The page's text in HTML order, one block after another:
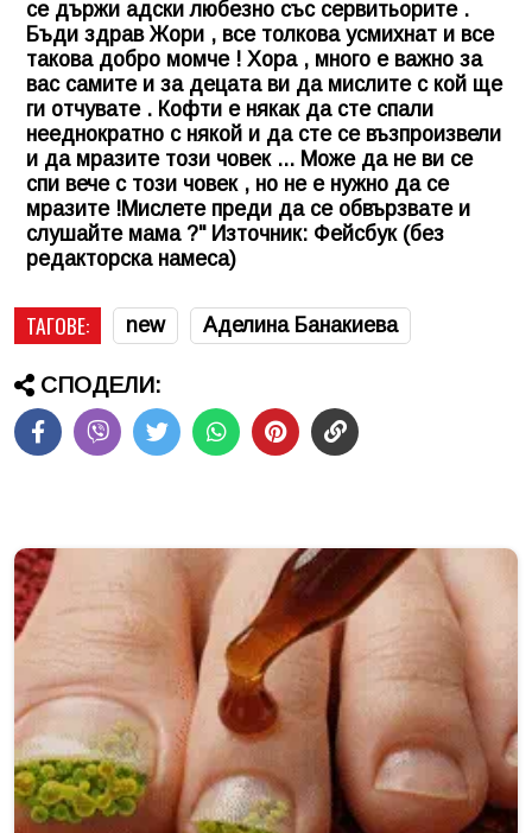
се държи адски любезно със сервитьорите .
Бъди здрав Жори , все толкова усмихнат и все
такова добро момче ! Хора , много е важно за
вас самите и за децата ви да мислите с кой ще
ги отчувате . Кофти е някак да сте спали
нееднократно с някой и да сте се възпроизвели
и да мразите този човек ... Може да не ви се
спи вече с този човек , но не е нужно да се
мразите !Мислете преди да се обвързвате и
слушайте мама ?" Източник: Фейсбук (без
редакторска намеса)
ТАГОВЕ: new Аделина Банакиева
СПОДЕЛИ: